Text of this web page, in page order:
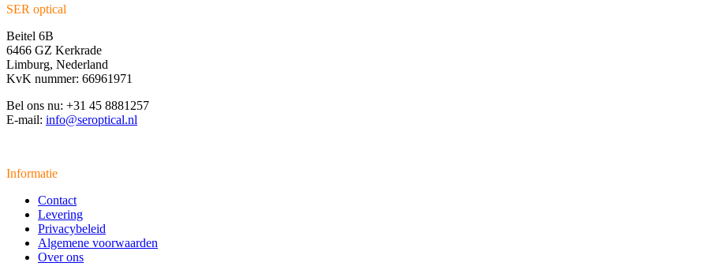
SER optical
Beitel 6B
6466 GZ Kerkrade
Limburg, Nederland
KvK nummer: 66961971
Bel ons nu: +31 45 8881257
E-mail: info@seroptical.nl
Informatie
Contact
Levering
Privacybeleid
Algemene voorwaarden
Over ons